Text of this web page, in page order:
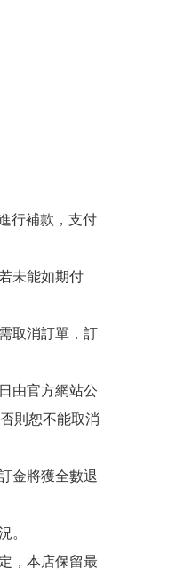
行補款，支付
未能如期付
取消訂單，訂
由官方網站公
則恕不能取消
金將獲全數退
。
，本店保留最